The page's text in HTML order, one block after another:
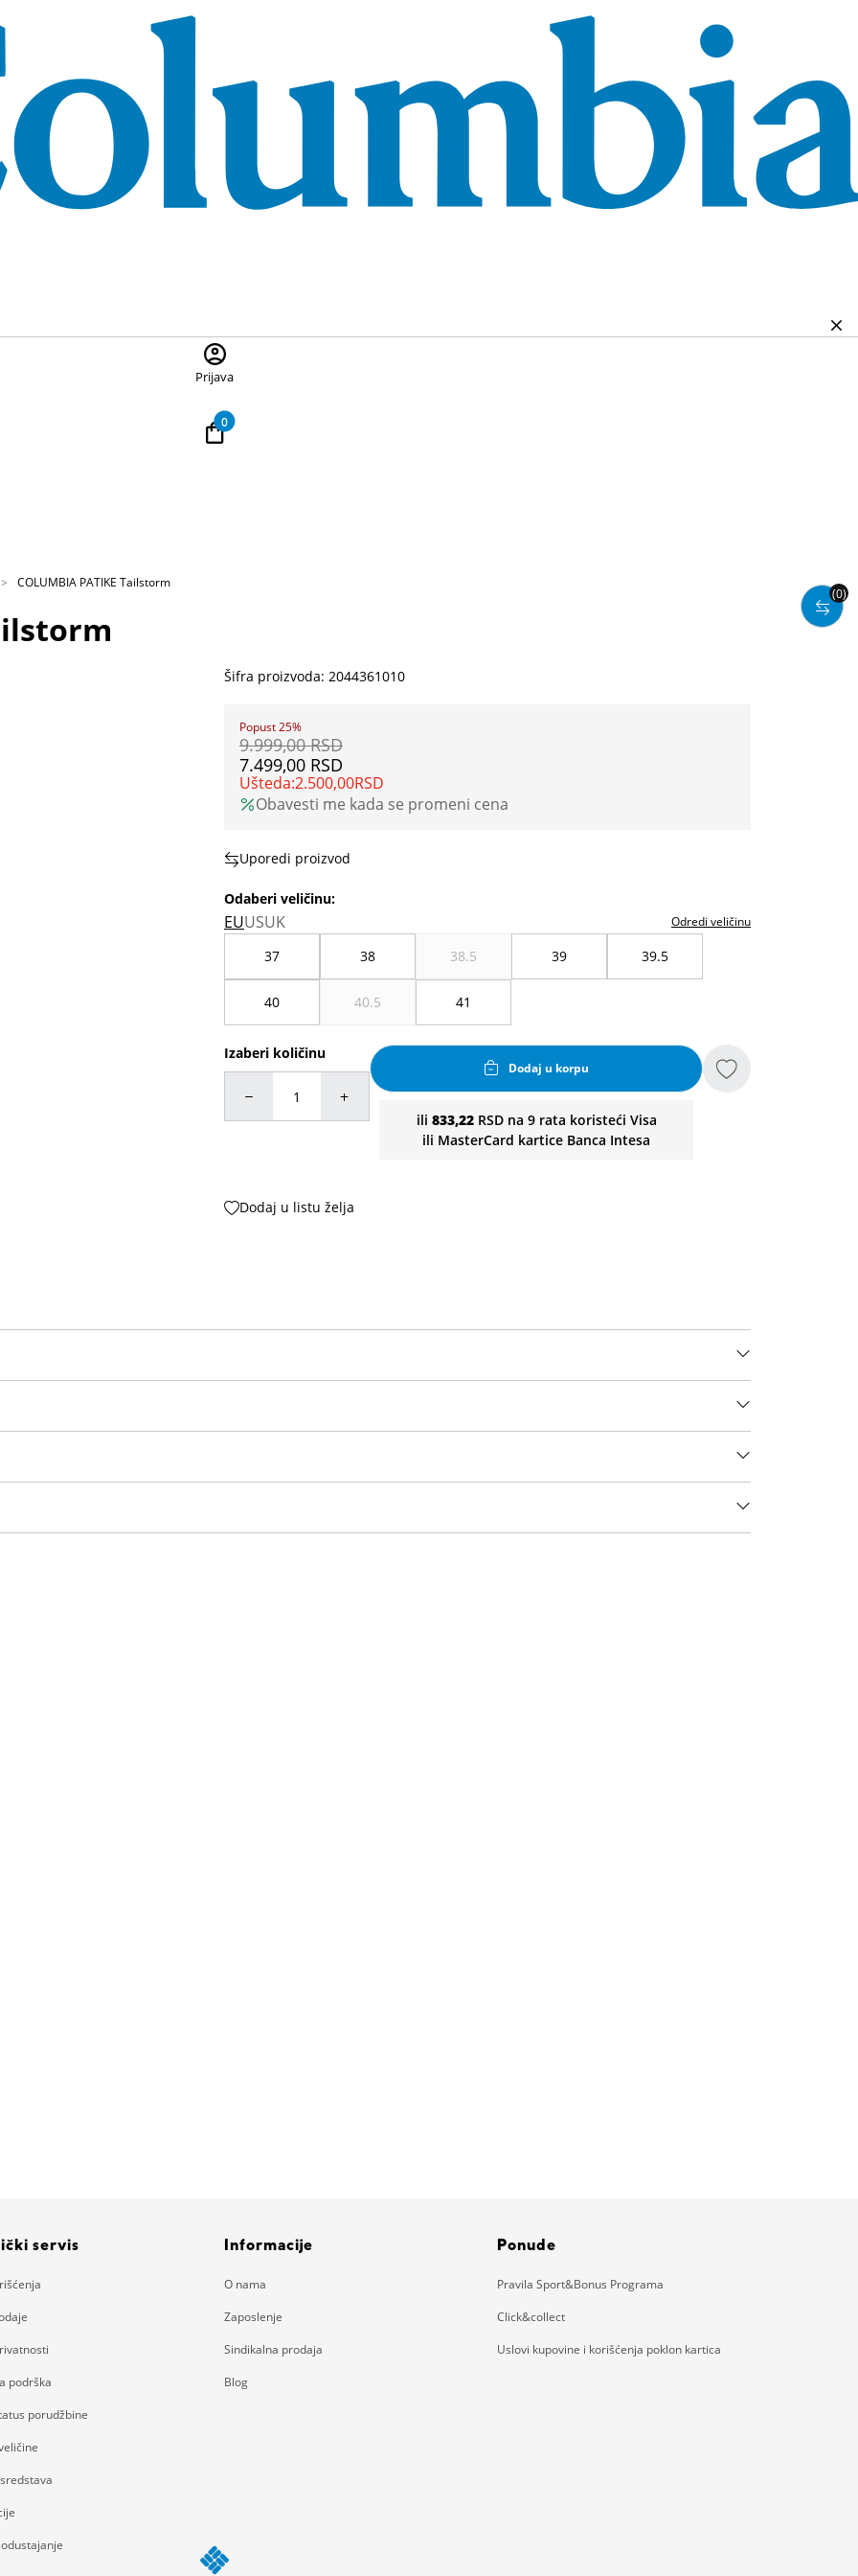
proizvode, pritisnite Escape za zatvaranje pretrage
Prijava
0
COLUMBIA PATIKE Tailstorm
Šifra proizvoda: 2044361010
Popust 25%
9.999,00 RSD
7.499,00 RSD
Ušteda:2.500,00RSD
Obavesti me kada se promeni cena
Uporedi proizvod
Odaberi veličinu:
EUUSUK Odredi veličinu
37 38 38.5 39 39.5
40 40.5 41
Izaberi količinu
Dodaj u korpu
ili 833,22RSD na 9 rata koristeći Visa
ili MasterCard kartice Banca Intesa
Dodaj u listu želja
(0)
servis
podrška
porudžbine
Informacije
O nama
Zaposlenje
Sindikalna prodaja
Blog
Ponude
Pravila Sport&Bonus Programa
Click&collect
Uslovi kupovine i korišćenja poklon kartica